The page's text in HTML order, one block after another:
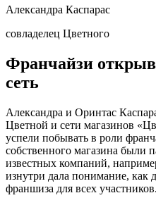
Александра Каспарас
совладелец Цветного
Франчайзи
сеть
Александра и Оринтас
Цветной и сети магазинов
успели побывать в роли
собственного магазина были
известных компаний,
изнутри дала понимание, как
франшиза для всех участников.